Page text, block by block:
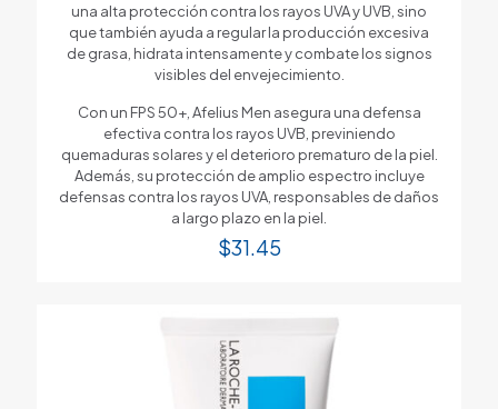
una alta protección contra los rayos UVA y UVB, sino
que también ayuda a regular la producción excesiva
de grasa, hidrata intensamente y combate los signos
visibles del envejecimiento.
Con un FPS 50+, Afelius Men asegura una defensa
efectiva contra los rayos UVB, previniendo
quemaduras solares y el deterioro prematuro de la piel.
Además, su protección de amplio espectro incluye
defensas contra los rayos UVA, responsables de daños
a largo plazo en la piel.
$31.45